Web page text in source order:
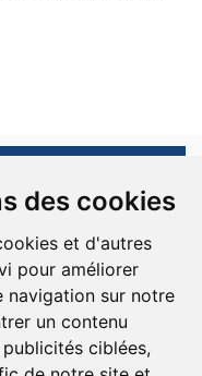
des cookies
et d'autres
pour améliorer
navigation sur notre
un contenu
ciblées,
sont réservés.